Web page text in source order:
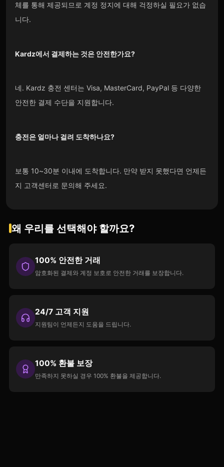
체를 통해 제공되므로 계정 정지에 대해 걱정하실 필요가 없습
니다.
Kardz에서 결제하는 것은 안전한가요?
네. Kardz 충전 센터는 Visa, MasterCard, PayPal 등 다양한
안전한 결제 수단을 지원합니다.
충전은 얼마나 걸려 도착하나요?
보통 10~30분 이내에 도착합니다. 만약 받지 못했다면 언제든
지 고객센터로 문의해 주세요.
왜 우리를 선택해야 할까요?
100% 안전한 거래
암호화된 결제와 계정 보호로 안전한 거래를 보장합니다.
24/7 고객 지원
지원팀이 언제든지 도움을 드립니다.
100% 환불 보장
만족하지 못하실 경우 100% 환불을 제공합니다.